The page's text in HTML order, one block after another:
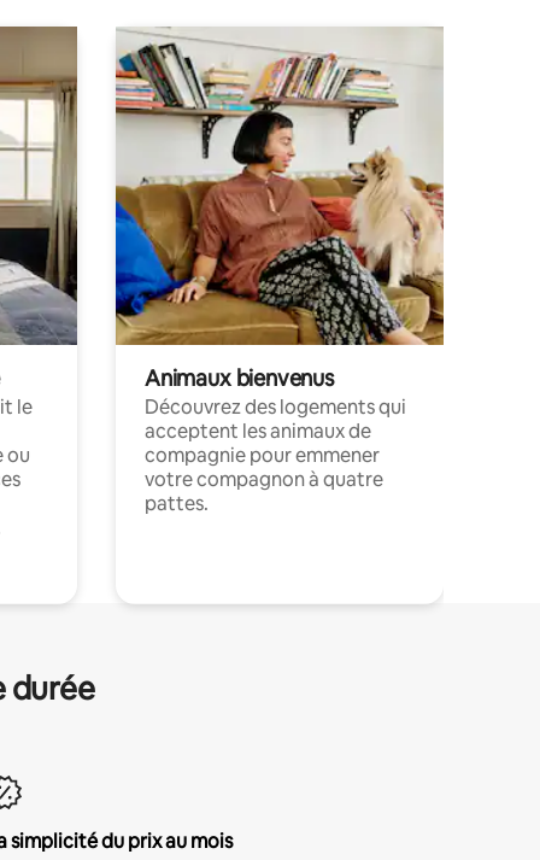
le
ou
Animaux bienvenus
Découvrez des logements qui
acceptent les animaux de
compagnie pour emmener
votre compagnon à quatre
pattes.
durée
simplicité du prix au mois